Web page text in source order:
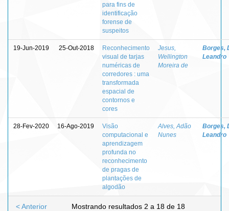
para fins de
identificação
forense de
suspeitos
19-Jun-2019 25-Out-2018
Reconhecimento
visual de tarjas
numéricas de
corredores : uma
transformada
espacial de
contornos e
cores
Jesus,
Wellington
Moreira de
Borges,
Leandro
28-Fev-2020 16-Ago-2019
Visão
computacional e
aprendizagem
profunda no
reconhecimento
de pragas de
plantações de
algodão
Alves, Adão
Nunes
Borges,
Leandro
Mostrando resultados 2 a 18 de 18
< Anterior